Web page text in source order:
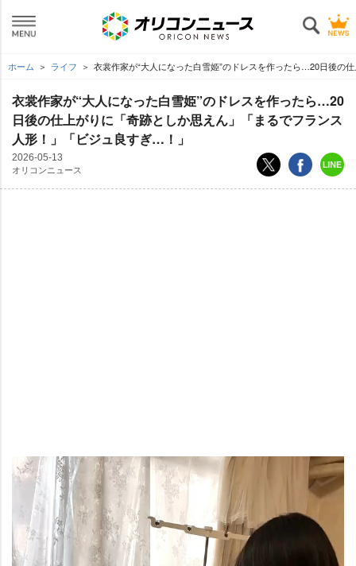
ホーム ライフ 衣裳作家が“大人になった白雪姫”のドレスを作ったら…20日後の
衣裳作家が“大人になった白雪姫”のドレスを作ったら…20
日後の仕上がりに「奇跡としか思えん」「まるでフランス
人形！」「ビジュ良すぎ…！」
2026-05-13
オリコンニュース